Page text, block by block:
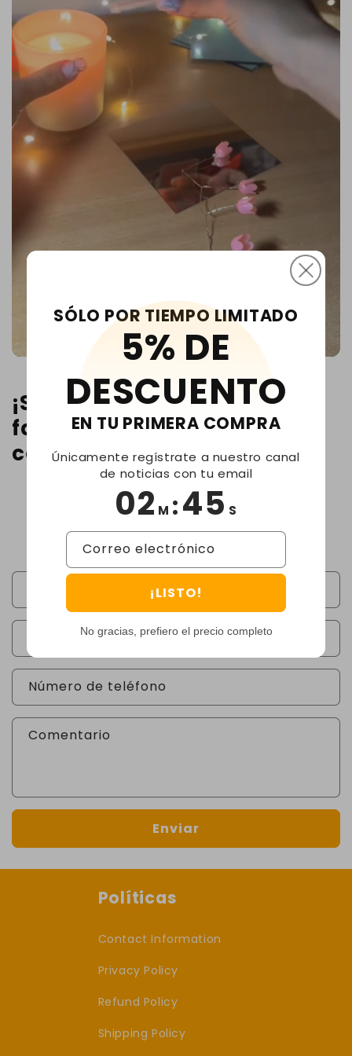
¡Si necesitas más ayuda por
favor no dudes en
contactarnos!
Contacto
Correo electrónico*
Número de teléfono
Comentario
Enviar
SÓLO POR TIEMPO LIMITADO
5% DE
DESCUENTO
EN TU PRIMERA COMPRA
Únicamente regístrate a nuestro canal
de noticias con tu email
02 M :45 S
Correo electrónico
¡LISTO!
No gracias, prefiero el precio completo
Políticas
Contact Information
Privacy Policy
Refund Policy
Shipping Policy